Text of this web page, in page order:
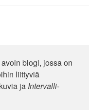
blogi, jossa on
liittyviä
ja Intervalli-